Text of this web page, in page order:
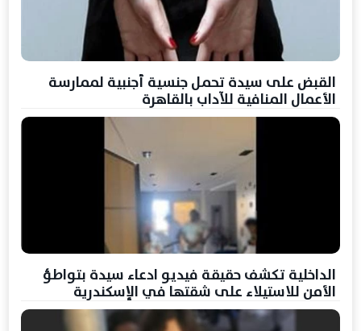
القبض على سيدة تحمل جنسية أجنبية لممارسة
الأعمال المنافية للآداب بالقاهرة
الداخلية تكشف حقيقة فيديو ادعاء سيدة بتواطؤ
الأمن للاستيلاء على شقتها في الإسكندرية